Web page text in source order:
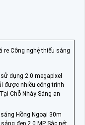
re Công nghệ thiếu sáng
dụng 2.0 megapixel
được nhiều công trình
Chỗ Nháy Sáng an
Hồng Ngoại 30m
đẹp 2.0 MP Sắc nét